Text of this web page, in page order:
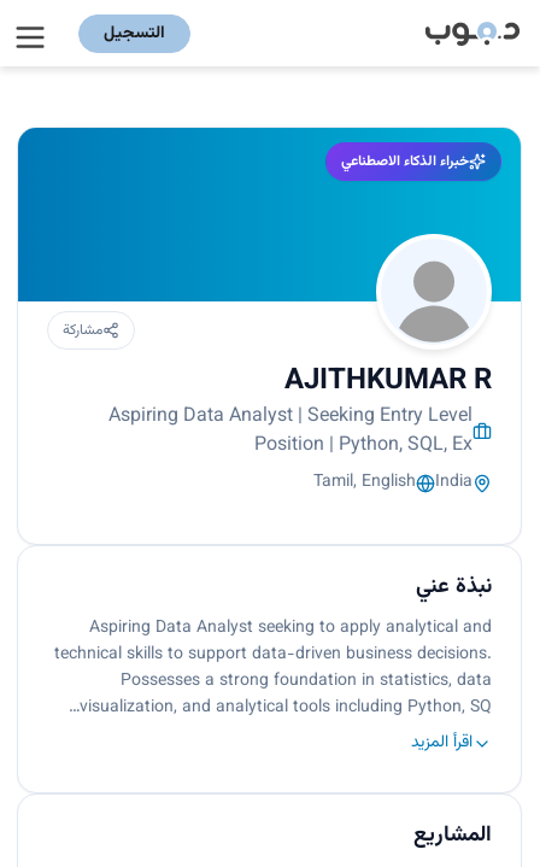
التسجيل
خبراء الذكاء الاصطناعي
مشاركة
AJITHKUMAR R
Aspiring Data Analyst | Seeking Entry Level
Position | Python, SQL, Ex
India
Tamil, English
نبذة عني
Aspiring Data Analyst seeking to apply analytical and
technical skills to support data-driven business decisions.
Possesses a strong foundation in statistics, data
visualization, and analytical tools including Python, SQ…
اقرأ المزيد
المشاريع